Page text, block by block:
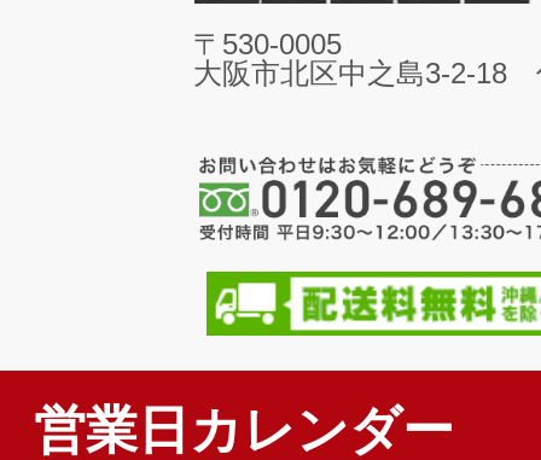
〒530-0005
大阪市北区中之島3-2-18
営業日カレンダー